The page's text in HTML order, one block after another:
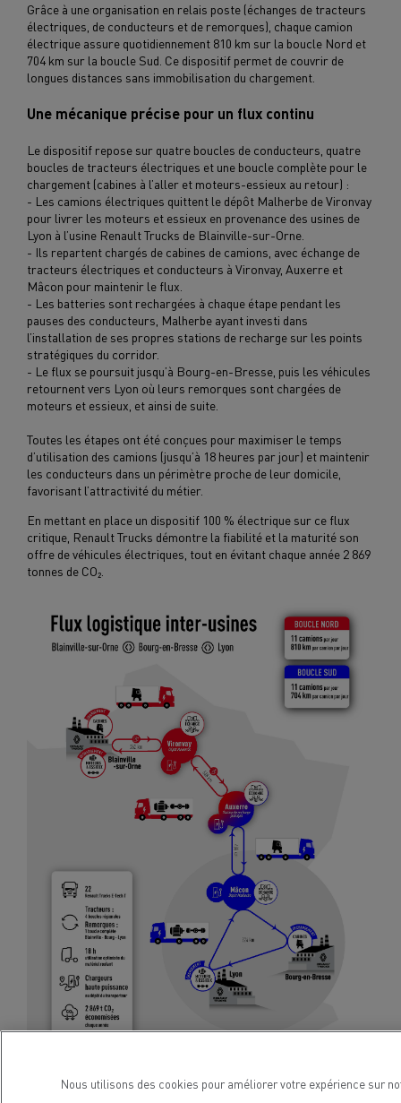
Grâce à une organisation en relais poste (échanges de tracteurs
électriques, de conducteurs et de remorques), chaque camion
électrique assure quotidiennement 810 km sur la boucle Nord et
704 km sur la boucle Sud. Ce dispositif permet de couvrir de
longues distances sans immobilisation du chargement.
Une mécanique précise pour un flux continu
Le dispositif repose sur quatre boucles de conducteurs, quatre
boucles de tracteurs électriques et une boucle complète pour le
chargement (cabines à l’aller et moteurs-essieux au retour) :
- Les camions électriques quittent le dépôt Malherbe de Vironvay
pour livrer les moteurs et essieux en provenance des usines de
Lyon à l’usine Renault Trucks de Blainville-sur-Orne.
- Ils repartent chargés de cabines de camions, avec échange de
tracteurs électriques et conducteurs à Vironvay, Auxerre et
Mâcon pour maintenir le flux.
- Les batteries sont rechargées à chaque étape pendant les
pauses des conducteurs, Malherbe ayant investi dans
l’installation de ses propres stations de recharge sur les points
stratégiques du corridor.
- Le flux se poursuit jusqu’à Bourg-en-Bresse, puis les véhicules
retournent vers Lyon où leurs remorques sont chargées de
moteurs et essieux, et ainsi de suite.
Toutes les étapes ont été conçues pour maximiser le temps
d’utilisation des camions (jusqu’à 18 heures par jour) et maintenir
les conducteurs dans un périmètre proche de leur domicile,
favorisant l’attractivité du métier.
En mettant en place un dispositif 100 % électrique sur ce flux
critique, Renault Trucks démontre la fiabilité et la maturité son
offre de véhicules électriques, tout en évitant chaque année 2 869
tonnes de CO₂.
Nous utilisons des cookies pour améliorer votre expérience sur